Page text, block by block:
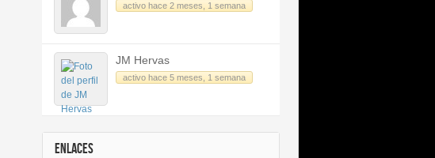
activo hace 2 meses, 1 semana
JM Hervas
activo hace 5 meses, 1 semana
ENLACES